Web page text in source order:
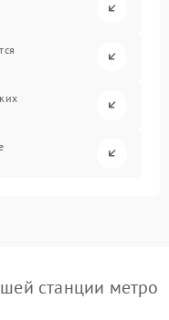
станции метро